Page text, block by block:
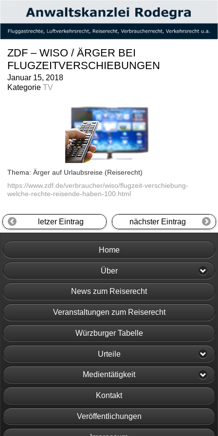
ZDF – WISO / ÄRGER BEI
FLUGZEITVERSCHIEBUNGEN
Januar 15, 2018
Kategorie TV
Thema: Ärger auf Urlaubsreise (Reiserecht)
https://www.zdf.de/verbraucher/wiso/flugzeit-verschiebung-
welche-rechte-reisende-haben-100.html
letzer Eintrag nächster Eintrag
Home
Über
News zum Reiserecht
Veranstaltungen zum Reiserecht
Würzburger Tabelle
Urteile
Medientätigkeit
Kontakt
Veröffentlichungen